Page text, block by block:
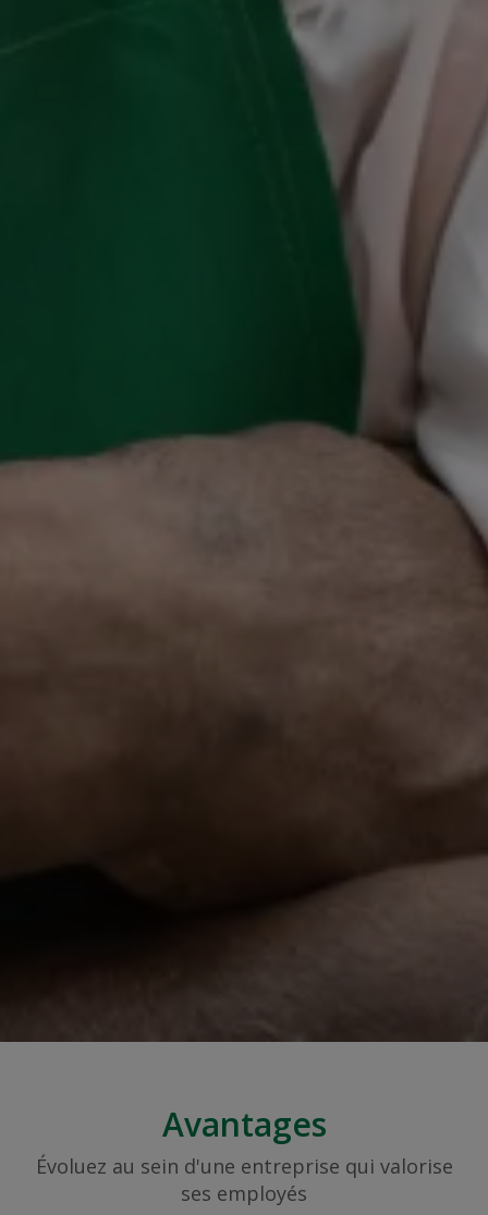
Avantages
Évoluez au sein d'une entreprise qui valorise
ses employés